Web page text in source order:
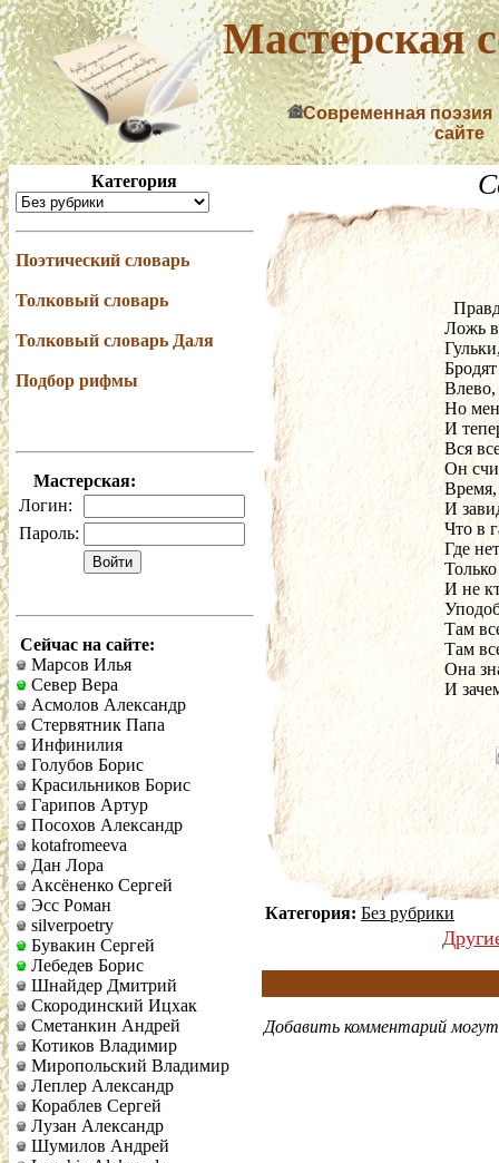
Мастерская
Современная поэзия
сайте
Категория
Поэтический словарь
Толковый словарь
Толковый словарь Даля
Подбор рифмы
Мастерская:
Логин:
Пароль:
Сейчас на сайте:
Марсов Илья
Север Вера
Асмолов Александр
Стервятник Папа
Инфинилия
Голубов Борис
Красильников Борис
Гарипов Артур
Посохов Александр
kotafromeeva
Дан Лора
Аксёненко Сергей
Эсс Роман
silverpoetry
Бувакин Сергей
Лебедев Борис
Шнайдер Дмитрий
Скородинский Ицхак
Сметанкин Андрей
Котиков Владимир
Миропольский Владимир
Леплер Александр
Кораблев Сергей
Лузан Александр
Шумилов Андрей
Ложь
Влево,
Но
И
Вся
Он
Время,
И
Что в
Где
И не
Там
Там
Она
И
Категория: Без рубрики
Добавить комментарий